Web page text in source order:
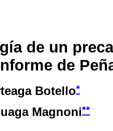
de un
de
Botello*
Magnoni**